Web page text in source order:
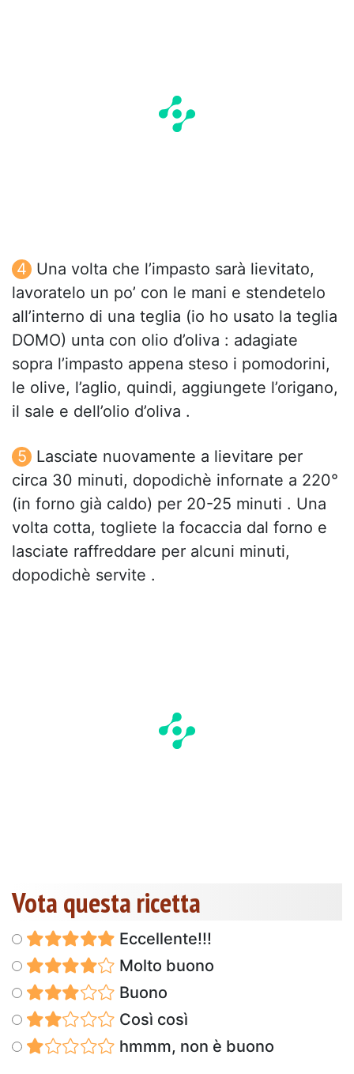
Una volta che l’impasto sarà lievitato,
lavoratelo un po’ con le mani e stendetelo
all’interno di una teglia (io ho usato la teglia
DOMO) unta con olio d’oliva : adagiate
sopra l’impasto appena steso i pomodorini,
le olive, l’aglio, quindi, aggiungete l’origano,
il sale e dell’olio d’oliva .
Lasciate nuovamente a lievitare per
circa 30 minuti, dopodichè infornate a 220°
(in forno già caldo) per 20-25 minuti . Una
volta cotta, togliete la focaccia dal forno e
lasciate raffreddare per alcuni minuti,
dopodichè servite .
Vota questa ricetta
Eccellente!!!
Molto buono
Buono
Così così
hmmm, non è buono